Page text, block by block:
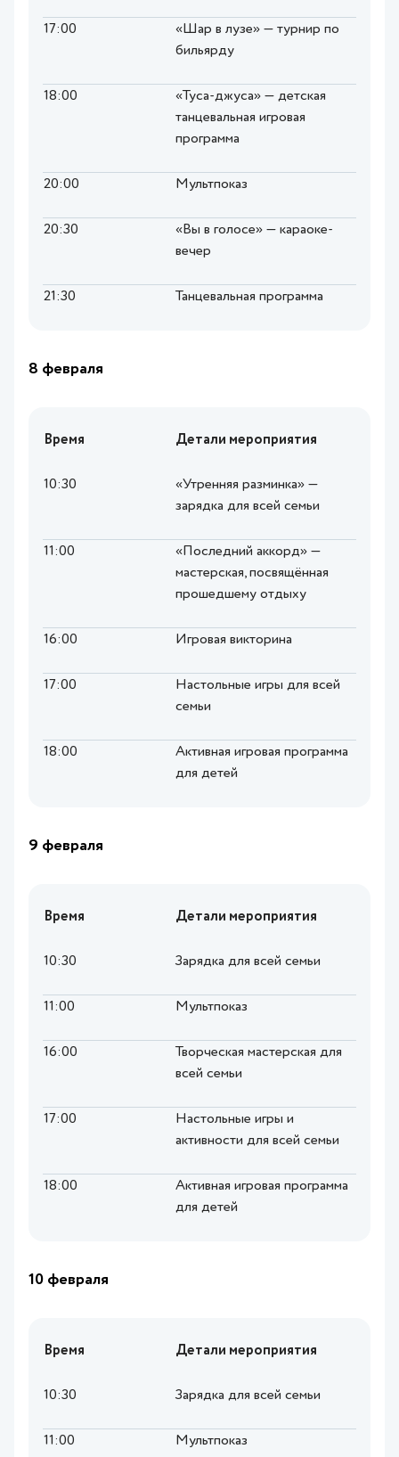
17:00
«Шар в лузе» — турнир по
бильярду
18:00
«Туса-джуса» — детская
танцевальная игровая
программа
20:00 Мультпоказ
20:30
«Вы в голосе» — караоке-
вечер
21:30 Танцевальная программа
8 февраля
Время Детали мероприятия
10:30
«Утренняя разминка» —
зарядка для всей семьи
11:00
«Последний аккорд» —
мастерская, посвящённая
прошедшему отдыху
16:00 Игровая викторина
17:00
Настольные игры для всей
семьи
18:00
Активная игровая программа
для детей
9 февраля
Время Детали мероприятия
10:30 Зарядка для всей семьи
11:00 Мультпоказ
16:00
Творческая мастерская для
всей семьи
17:00
Настольные игры и
активности для всей семьи
18:00
Активная игровая программа
для детей
10 февраля
Время Детали мероприятия
10:30 Зарядка для всей семьи
11:00 Мультпоказ